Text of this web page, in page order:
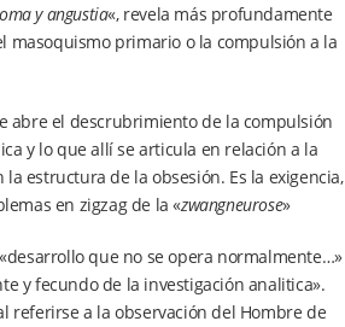
y angustia«, revela más profundamente
masoquismo primario o la compulsión a la
abre el descrubrimiento de la compulsión
y lo que allí se articula en relación a la
estructura de la obsesión. Es la exigencia,
en zigzag de la «zwangneurose»
que no se opera normalmente…»
y fecundo de la investigación analitica».
referirse a la observación del Hombre de